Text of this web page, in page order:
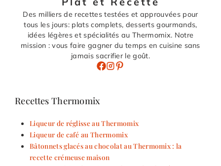
Des milliers de recettes testées et approuvées pour
tous les jours: plats complets, desserts gourmands,
idées légères et spécialités au Thermomix. Notre
mission : vous faire gagner du temps en cuisine sans
jamais sacrifier le goût.
Recettes Thermomix
Liqueur de réglisse au Thermomix
Liqueur de café au Thermomix
Bâtonnets glacés au chocolat au Thermomix : la
recette crémeuse maison